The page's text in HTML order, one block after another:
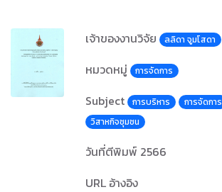
เจ้าของงานวิจัย ลลิดา จูมโสดา
หมวดหมู่ การจัดการ
Subject การบริหาร
การจัดการ
วิสาหกิจชุมชน
วันที่ตีพิมพ์ 2566
URL อ้างอิง